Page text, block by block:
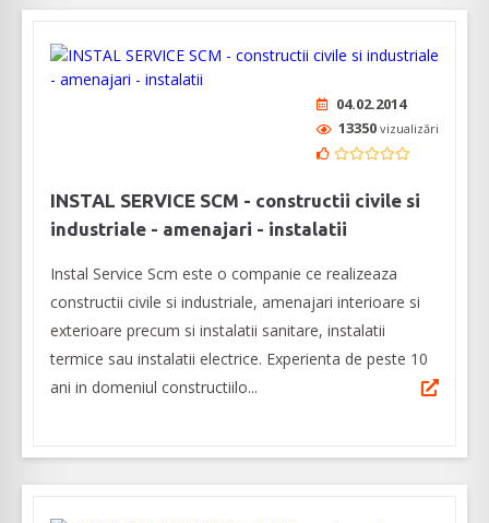
04.02.2014
13350 vizualizări
INSTAL SERVICE SCM - constructii civile si
industriale - amenajari - instalatii
Instal Service Scm este o companie ce realizeaza
constructii civile si industriale, amenajari interioare si
exterioare precum si instalatii sanitare, instalatii
termice sau instalatii electrice. Experienta de peste 10
ani in domeniul constructiilo...